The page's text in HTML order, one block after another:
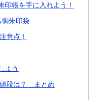
印帳を手に入れよう！
御朱印袋
意点！
よう
段は？ まとめ